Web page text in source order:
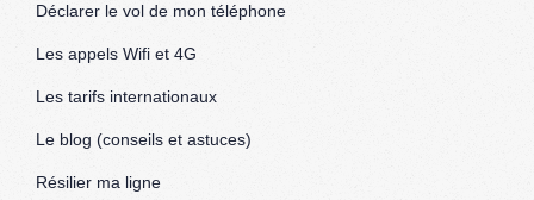
Déclarer le vol de mon téléphone
Les appels Wifi et 4G
Les tarifs internationaux
Le blog (conseils et astuces)
Résilier ma ligne